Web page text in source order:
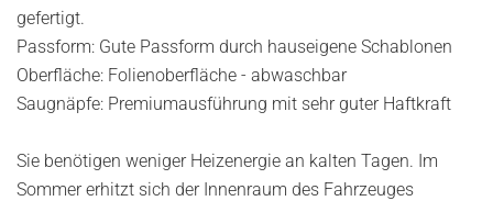
gefertigt.
Passform: Gute Passform durch hauseigene Schablonen
Oberfläche: Folienoberfläche - abwaschbar
Saugnäpfe: Premiumausführung mit sehr guter Haftkraft
Sie benötigen weniger Heizenergie an kalten Tagen. Im
Sommer erhitzt sich der Innenraum des Fahrzeuges